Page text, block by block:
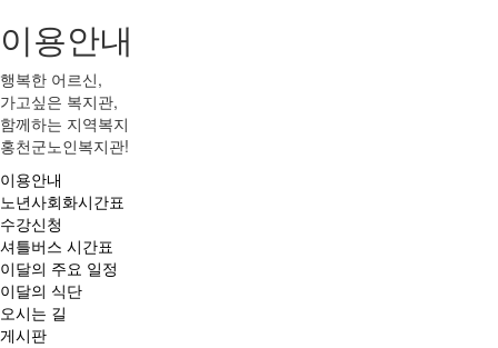
이용안내
행복한 어르신,
가고싶은 복지관,
함께하는 지역복지
홍천군노인복지관!
이용안내
노년사회화시간표
수강신청
셔틀버스 시간표
이달의 주요 일정
이달의 식단
오시는 길
게시판